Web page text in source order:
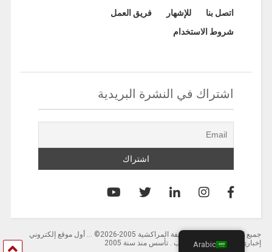
اتصل بنا للإشهار
فريق العمل
شروط الاستخدام
اشتراك في النشرة البريدية
جميع الحقوق محفوظة لصحيفة المراكشية 2005-2026© … أول موقع إلكتروني
إخباري باللغة العربية بالمغرب . تأسس منذ سنة 2005
Arabic